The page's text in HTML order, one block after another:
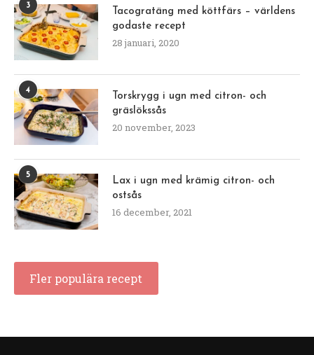
3
Tacogratäng med köttfärs – världens
godaste recept
28 januari, 2020
4
Torskrygg i ugn med citron- och
gräslökssås
20 november, 2023
5
Lax i ugn med krämig citron- och
ostsås
16 december, 2021
Fler populära recept